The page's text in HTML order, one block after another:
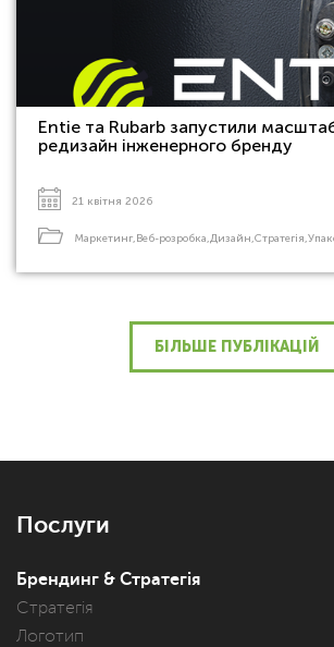
Entie та Rubarb запустили
редизайн інженерного бренду
21 квітня 2026
Маркетинг,Веб-розробка,Дизайн,Стратегія,
БІЛЬШЕ ПУБЛІКАЦІЙ
Послуги
Брендинг & Стратегія
Стратегія
Логотип